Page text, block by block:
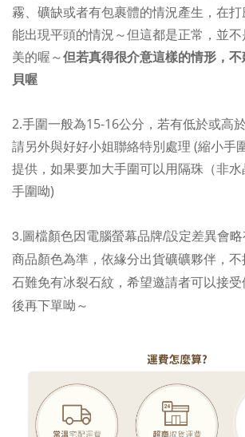
霧、礦缺或者有包裹體的情況產生，在
能出現平頭的情況～但這都是正常，並
美的喔～但若真得很介意這樣的情形，
貝喔
2.手圍一般為15-16公分，若有低於或高
請另外與好好小姐聯絡特別處理 (縮小手
提供， 如果要加大手圍可以用隔珠（非
手圍呦)
3.圖檔顏色因電腦螢幕品牌/設定差異會
商品顏色為準，依緣分出貨礦礦夥伴，
石難免有冰裂石紋，希望邀請者可以接
後再下單呦～